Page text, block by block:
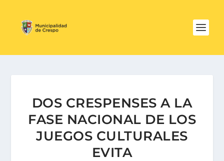
DOS CRESPENSES A LA
FASE NACIONAL DE LOS
JUEGOS CULTURALES
EVITA